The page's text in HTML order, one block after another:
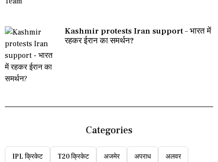
Kashmir protests Iran support – भारत में
रहकर ईरान का समर्थन?
Categories
IPL क्रिकेट T20 क्रिकेट अजमेर अपराध अलवर